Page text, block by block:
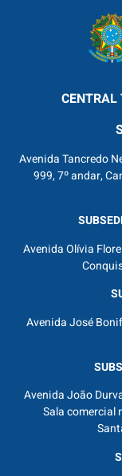
CENTRAL
Avenida Tancredo
999, 7º andar,
Avenida Olívia
Avenida José
Avenida João
Sala comercial